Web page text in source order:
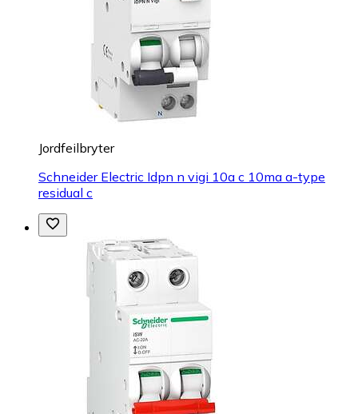
Jordfeilbryter
Schneider Electric Idpn n vigi 10a c 10ma a-type
residual c